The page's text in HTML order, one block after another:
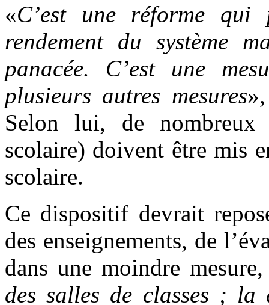
«C’est une réforme
rendement du système
panacée. C’est une
plusieurs autres mesures
Selon lui, de
scolaire) doivent être mis
scolaire.
Ce dispositif devrait
des enseignements, de
dans une moindre
des salles de classes ; la